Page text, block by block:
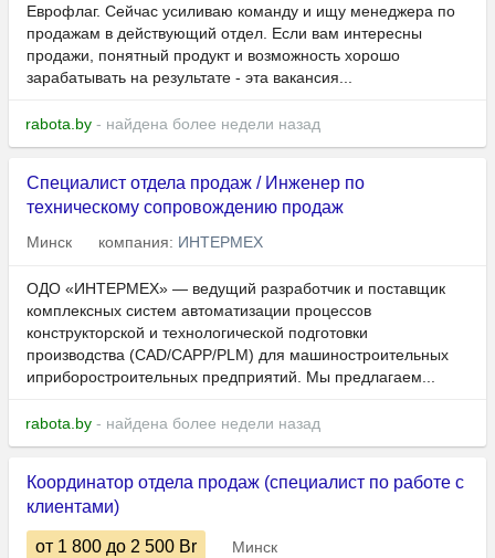
Еврофлаг. Сейчас усиливаю команду и ищу менеджера по
продажам в действующий отдел. Если вам интересны
продажи, понятный продукт и возможность хорошо
зарабатывать на результате - эта вакансия...
rabota.by - найдена более недели назад
Специалист отдела продаж / Инженер по
техническому сопровождению продаж
Минск компания: ИНТЕРМЕХ
ОДО «ИНТЕРМЕХ» — ведущий разработчик и поставщик
комплексных систем автоматизации процессов
конструкторской и технологической подготовки
производства (CAD/CAPP/PLM) для машиностроительных
иприборостроительных предприятий. Мы предлагаем...
rabota.by - найдена более недели назад
Координатор отдела продаж (специалист по работе с
клиентами)
от 1 800 до 2 500 Br
Минск